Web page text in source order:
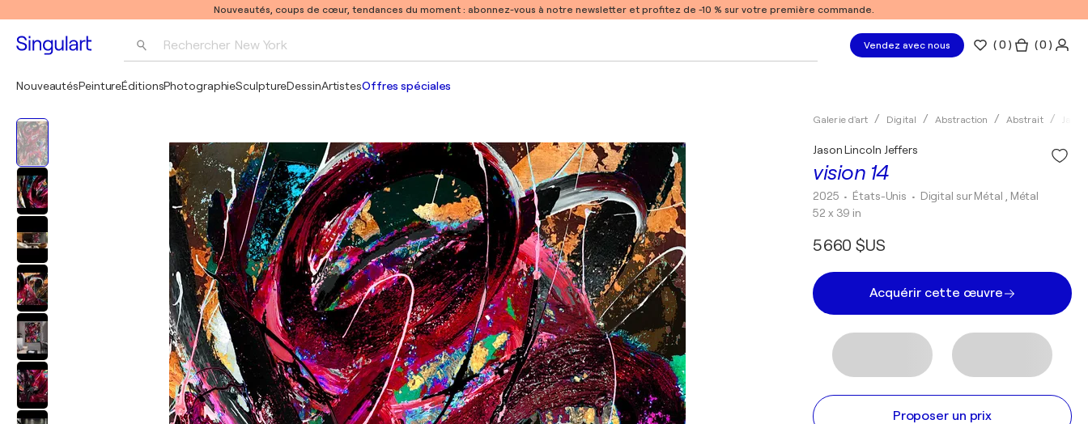
Nouveautés, coups de cœur, tendances du moment : abonnez-vous à notre newsletter et profitez de -10 % sur votre première commande.
Rechercher New York
Pablo Picasso
Vendez avec nous (0 ) ( 0 )
NouveautésPeintureÉditionsPhotographieSculptureDessinArtistesOffres spéciales
Galerie d'art Digital Abstraction Abstrait
vision 14
Jason Lincoln Jeffers
2025 • États-Unis • Digital sur Métal , Métal
52 x 39 in
5 660 $US
Acquérir cette œuvre
Proposer un prix